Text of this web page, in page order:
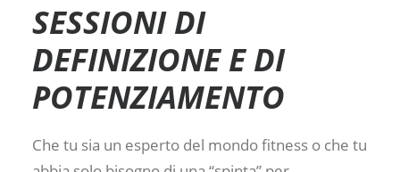
SESSIONI DI
DEFINIZIONE E DI
POTENZIAMENTO
Che tu sia un esperto del mondo fitness o che tu